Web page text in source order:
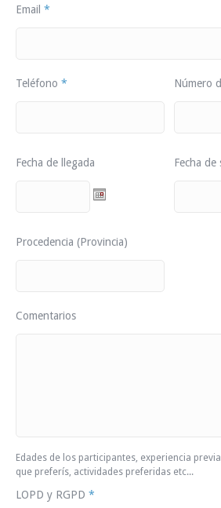
Email *
Teléfono * Número
Fecha de llegada Fecha de
Procedencia (Provincia)
Comentarios
Edades de los participantes, experiencia
que preferís, actividades preferidas etc...
LOPD y RGPD *